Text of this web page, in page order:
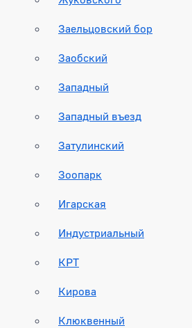
Заельцовский бор
Заобский
Западный
Западный въезд
Затулинский
Зоопарк
Игарская
Индустриальный
КРТ
Кирова
Клюквенный